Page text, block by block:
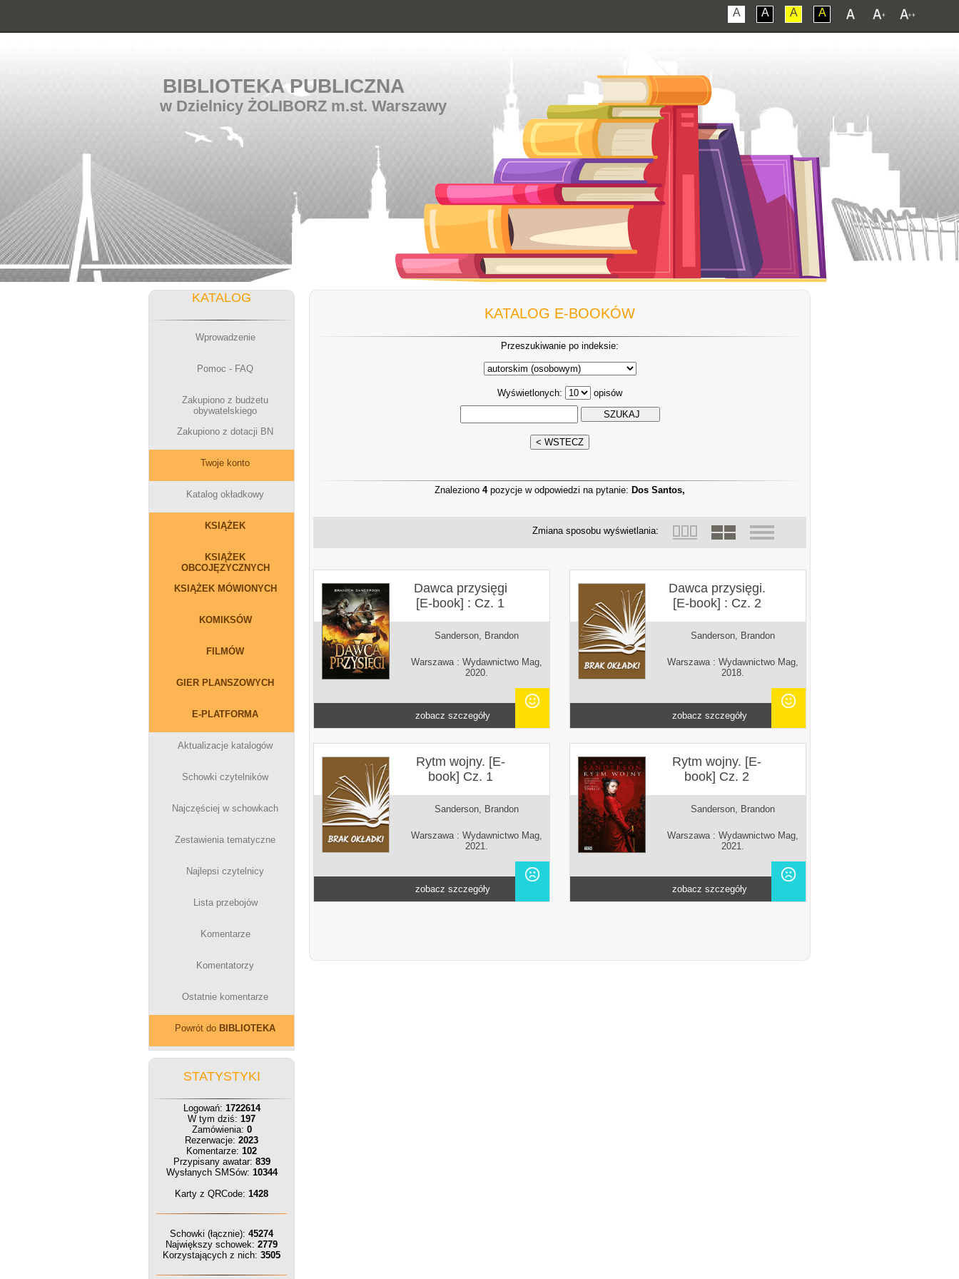
A A A A
BIBLIOTEKA PUBLICZNA
w Dzielnicy ŻOLIBORZ m.st. Warszawy
KATALOG
Wprowadzenie
Pomoc - FAQ
Zakupiono z budżetu
obywatelskiego
Zakupiono z dotacji BN
Twoje konto
Katalog okładkowy
KSIĄŻEK
KSIĄŻEK
OBCOJĘZYCZNYCH
KSIĄŻEK MÓWIONYCH
KOMIKSÓW
FILMÓW
GIER PLANSZOWYCH
E-PLATFORMA
Aktualizacje katalogów
Schowki czytelników
Najczęściej w schowkach
Zestawienia tematyczne
Najlepsi czytelnicy
Lista przebojów
Komentarze
Komentatorzy
Ostatnie komentarze
Powrót do BIBLIOTEKA
STATYSTYKI
Logowań: 1722614
W tym dziś: 197
Zamówienia: 0
Rezerwacje: 2023
Komentarze: 102
Przypisany awatar: 839
Wysłanych SMSów: 10344
Karty z QRCode: 1428
Schowki (łącznie): 45274
Największy schowek: 2779
Korzystających z nich: 3505
KATALOG E-BOOKÓW
Przeszukiwanie po indeksie:
Wyświetlonych: opisów
Znaleziono 4pozycje w odpowiedzi na pytanie: Dos Santos,
Zmiana sposobu wyświetlania:
Dawca przysięgi
[E-book] : Cz. 1
Sanderson, Brandon
Warszawa : Wydawnictwo Mag,
2020.
zobacz szczegóły
Dawca przysięgi.
[E-book] : Cz. 2
Sanderson, Brandon
Warszawa : Wydawnictwo Mag,
2018.
zobacz szczegóły
Rytm wojny. [E-
book] Cz. 1
Sanderson, Brandon
Warszawa : Wydawnictwo Mag,
2021.
zobacz szczegóły
Rytm wojny. [E-
book] Cz. 2
Sanderson, Brandon
Warszawa : Wydawnictwo Mag,
2021.
zobacz szczegóły